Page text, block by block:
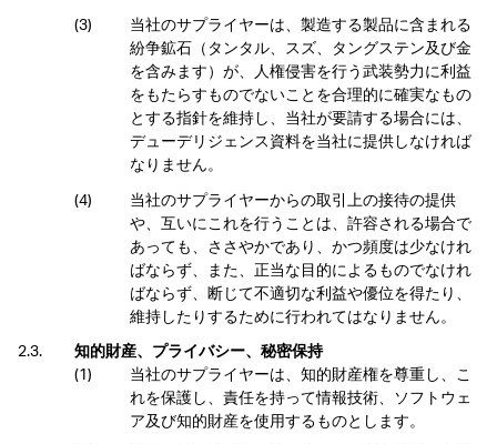
当社のサプライヤーは、製造する製品に含まれる
紛争鉱石（タンタル、スズ、タングステン及び金
を含みます）が、人権侵害を行う武装勢力に利益
をもたらすものでないことを合理的に確実なもの
とする指針を維持し、当社が要請する場合には、
デューデリジェンス資料を当社に提供しなければ
なりません。
当社のサプライヤーからの取引上の接待の提供
や、互いにこれを行うことは、許容される場合で
あっても、ささやかであり、かつ頻度は少なけれ
ばならず、また、正当な目的によるものでなけれ
ばならず、断じて不適切な利益や優位を得たり、
維持したりするために行われてはなりません。
知的財産、プライバシー、秘密保持
当社のサプライヤーは、知的財産権を尊重し、こ
れを保護し、責任を持って情報技術、ソフトウェ
ア及び知的財産を使用するものとします。